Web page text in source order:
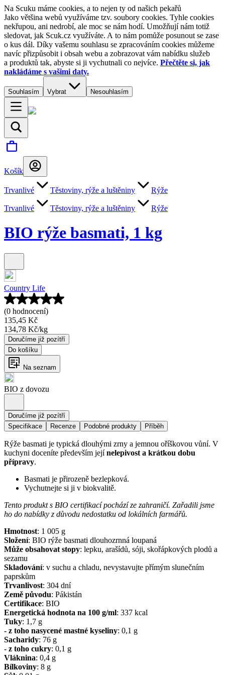
Na Scuku máme cookies, a to nejen ty od našich pekařů
Jako většina webů využíváme tzv. soubory cookies. Tyhle cookies
nekřupou, ani nedrobí, ale moc se nám hodí. Umožňují nám totiž
sledovat, jak Scuk.cz využíváte. A to nám pomůže posunout se zase
o kus dál. Díky vašemu souhlasu se zpracováním cookies můžeme
navíc přizpůsobit i obsah webu a zobrazovat vám nabídku služeb
a produktů tak, abyste si ji vychutnali co nejvíce. Přečtěte si, jak
nakládáme s vašimi daty.
Souhlasím Vybrat Nesouhlasím
Košík
Trvanlivé Těstoviny, rýže a luštěniny Rýže
Trvanlivé Těstoviny, rýže a luštěniny Rýže
BIO rýže basmati, 1 kg
Country Life
(0 hodnocení)
135,45 Kč
134,78 Kč/kg
Doručíme již pozítří
Do košíku
Na seznam
BIO z dovozu
Doručíme již pozítří
Specifikace
Recenze Podobné produkty Příběh
Rýže basmati je typická dlouhými zrny a jemnou oříškovou vůní. V
kuchyni doceníte především jejínelepivost a krátkou dobu
přípravy.
Basmati je přirozeně bezlepková.
Vychutnejte si ji v biokvalitě.
Tento produkt s BIO certifikací pochází ze zahraničí. Zařadili jsme
ho do nabídky z důvodu nedostatku od lokálních farmářů.
Hmotnost: 1 005 g
Složení: BIO rýže basmati dlouhozrnná loupaná
Může obsahovat stopy: lepku, arašídů, sóji, skořápkových plodů a
sezamu
Skladování: v suchu a chladu, nevystavujte přímým slunečním
paprskům
Trvanlivost: 304 dní
Země původu: Pákistán
Certifikace: BIO
Energetická hodnota na 100 g/ml: 337 kcal
Tuky: 1,7 g
- z toho nasycené mastné kyseliny: 0,1 g
Sacharidy: 76 g
- z toho cukry: 0,1 g
Vláknina: 0,4 g
Bílkoviny: 8 g